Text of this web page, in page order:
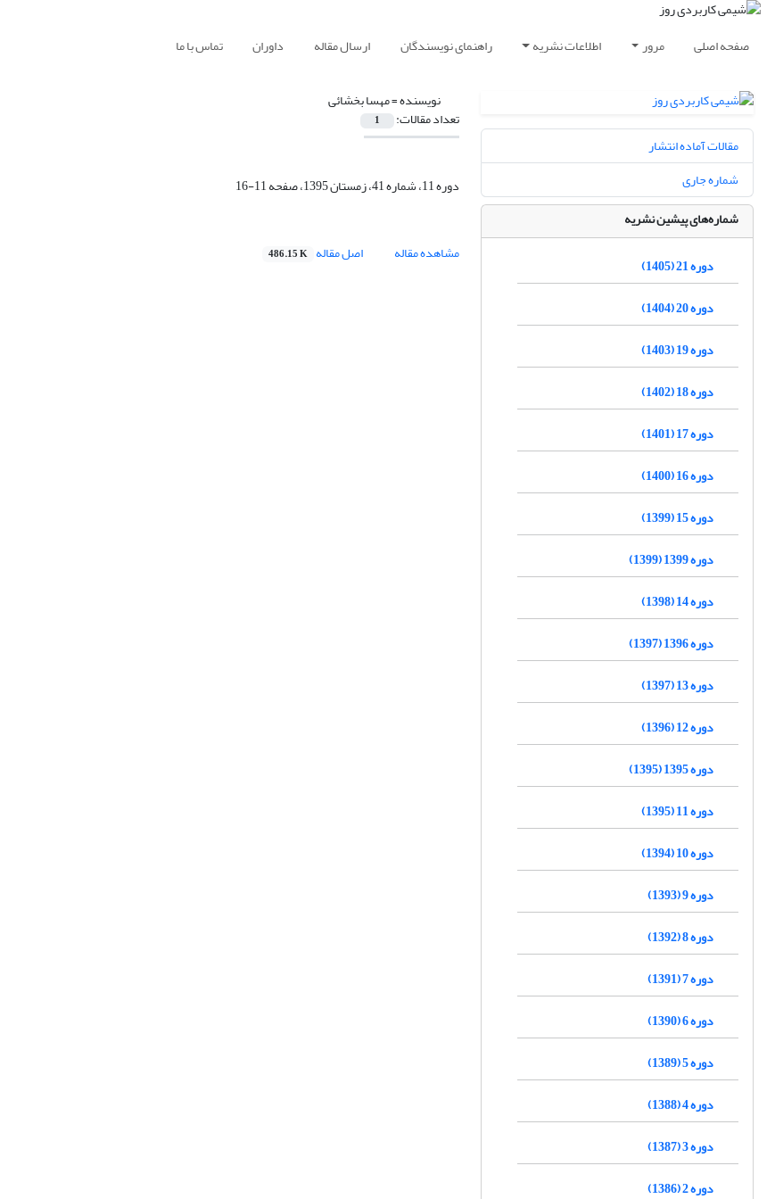
صفحه اصلی مرور اطلاعات نشریه راهنمای نویسندگان ارسال مقاله داوران تماس با ما
نویسنده =مهسا بخشائی
تعداد مقالات: 1
دوره 11، شماره 41، زمستان 1395، صفحه
11-16
مشاهده مقاله
اصل مقاله 486.15 K
مقالات آماده انتشار
شماره جاری
شماره‌های پیشین نشریه
دوره 21 (1405)
دوره 20 (1404)
دوره 19 (1403)
دوره 18 (1402)
دوره 17 (1401)
دوره 16 (1400)
دوره 15 (1399)
دوره 1399 (1399)
دوره 14 (1398)
دوره 1396 (1397)
دوره 13 (1397)
دوره 12 (1396)
دوره 1395 (1395)
دوره 11 (1395)
دوره 10 (1394)
دوره 9 (1393)
دوره 8 (1392)
دوره 7 (1391)
دوره 6 (1390)
دوره 5 (1389)
دوره 4 (1388)
دوره 3 (1387)
دوره 2 (1386)